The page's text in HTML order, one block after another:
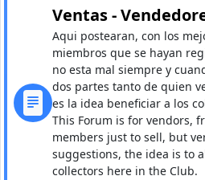
Ventas -
Aqui postearan, con los
miembros que se hayan
no esta mal siempre y
dos partes tanto de quien
es la idea beneficiar a los
This Forum is for vendors,
members just to sell, but
suggestions, the idea is to
collectors here in the Club.